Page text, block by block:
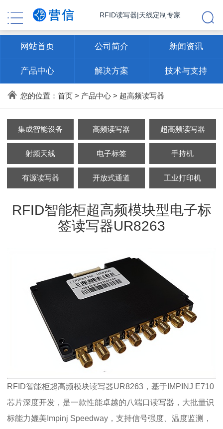
RFID读写器|天线定制专家
网站首页 公司简介 新闻资讯
产品中心 解决方案 技术与支持
联系方式
您的位置： 首页> 产品中心> 超高频读写器
集成智能设备 高频读写器 超高频读写器
射频天线 电子标签 手持机
有源读写器 开放式通道 工业打印机
RFID智能柜超高频模块型电子标
签读写器UR8263
RFID智能柜超高频模块读写器UR8263，基于IMPINJ E710
芯片深度开发，是一款性能卓越的八端口读写器，大批量识
标能力媲美Impinj Speedway，支持信号强度、温度监测，